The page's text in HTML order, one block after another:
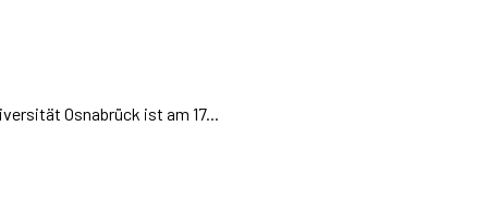
Osnabrück ist am 17...